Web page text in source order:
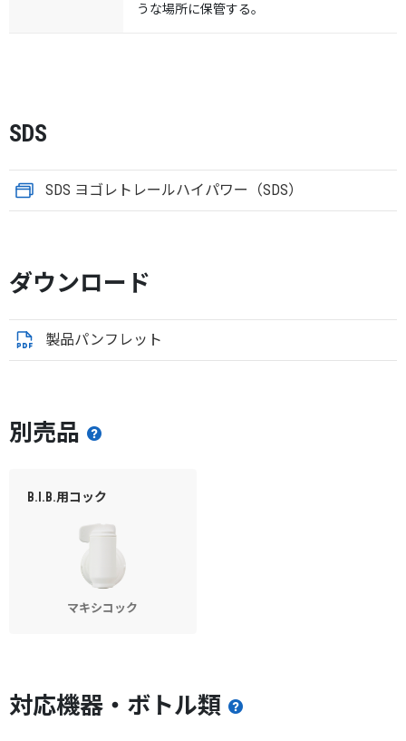
うな場所に保管する。
SDS
SDS ヨゴレトレールハイパワー（SDS）
ダウンロード
製品パンフレット
別売品
B.I.B.用コック
マキシコック
対応機器・ボトル類